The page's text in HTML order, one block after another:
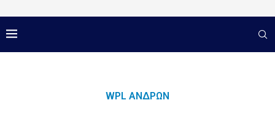
WPL ΑΝΔΡΏΝ